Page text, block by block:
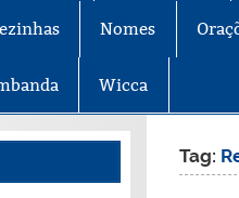
Nomes
Wicca
Tag: